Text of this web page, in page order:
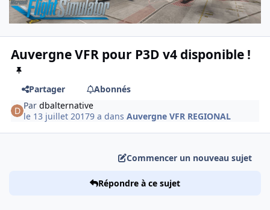
Auvergne VFR pour P3D v4 disponible !
Partager
Abonnés
Pardbalternative
le 13 juillet 20179 a dansAuvergne VFR REGIONAL
Commencer un nouveau sujet
Répondre à ce sujet